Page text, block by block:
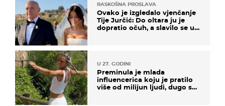
RASKOŠNA PROSLAVA
Ovako je izgledalo vjenčanje
Tije Jurčić: Do oltara ju je
dopratio očuh, a slavilo se uz
U 27. GODINI
Preminula je mlada
influencerica koju je pratilo
više od milijun ljudi, dugo se